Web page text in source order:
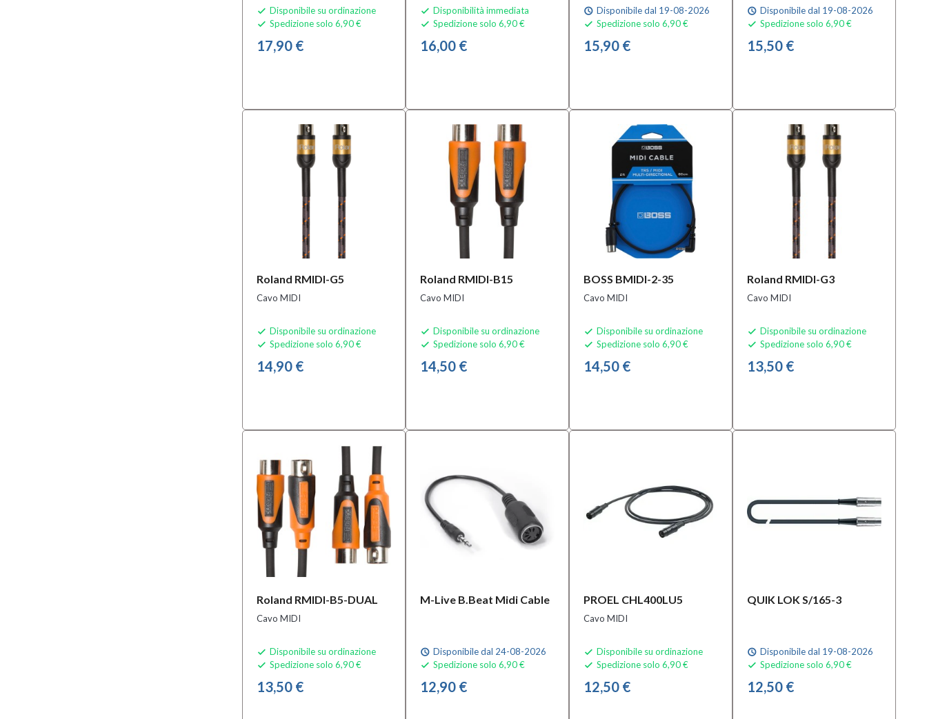
 Disponibile su ordinazione
 Spedizione solo 6,90 €
17,90 €
 Disponibilità immediata
 Spedizione solo 6,90 €
16,00 €
schedule Disponibile dal 19-08-2026
 Spedizione solo 6,90 €
15,90 €
schedule Disponibile dal 19-08-2026
 Spedizione solo 6,90 €
15,50 €
Roland RMIDI-G5
Cavo MIDI
 Disponibile su ordinazione
 Spedizione solo 6,90 €
14,90 €
Roland RMIDI-B15
Cavo MIDI
 Disponibile su ordinazione
 Spedizione solo 6,90 €
14,50 €
BOSS BMIDI-2-35
Cavo MIDI
 Disponibile su ordinazione
 Spedizione solo 6,90 €
14,50 €
Roland RMIDI-G3
Cavo MIDI
 Disponibile su ordinazione
 Spedizione solo 6,90 €
13,50 €
Roland RMIDI-B5-DUAL
Cavo MIDI
 Disponibile su ordinazione
 Spedizione solo 6,90 €
13,50 €
M-Live B.Beat Midi Cable
schedule Disponibile dal 24-08-2026
 Spedizione solo 6,90 €
12,90 €
PROEL CHL400LU5
Cavo MIDI
 Disponibile su ordinazione
 Spedizione solo 6,90 €
12,50 €
QUIK LOK S/165-3
schedule Disponibile dal 19-08-2026
 Spedizione solo 6,90 €
12,50 €